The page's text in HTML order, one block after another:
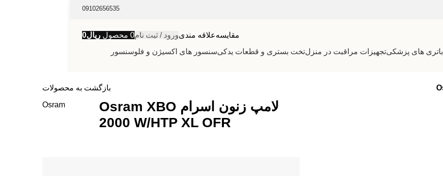
09102656535
مقایسهعلاقه مندیورود / ثبت نام0 محصول ریال0
باتری های پزشکیتجهیزات مراقبت در منزلتخت بستری و قطعات یدکیسنسور های اکسیژن و فلوسنسور
بازگشت به محصولات
لامپ زنون اسرام Osram XBO
2000 W/HTP XL OFR
Osram